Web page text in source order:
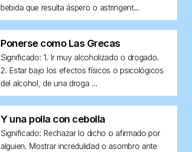
bebida que resulta áspero o astringent...
Ponerse como Las Grecas
Significado: 1. Ir muy alcoholizado o drogado.
2. Estar bajo los efectos físicos o psicológicos
del alcohol, de una droga ...
Y una polla con cebolla
Significado: Rechazar lo dicho o afirmado por
alguien. Mostrar incredulidad o asombro ante